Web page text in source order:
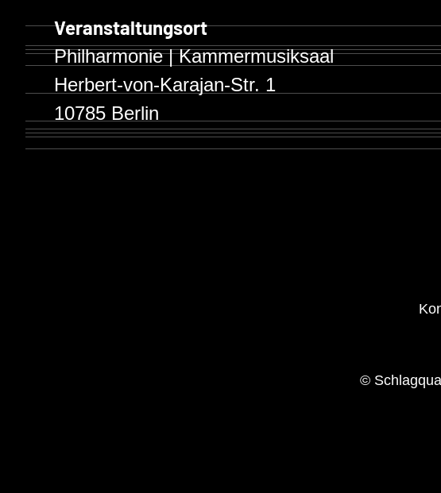
Veranstaltungsort
Philharmonie | Kammermusiksaal
Herbert-von-Karajan-Str. 1
10785 Berlin
©